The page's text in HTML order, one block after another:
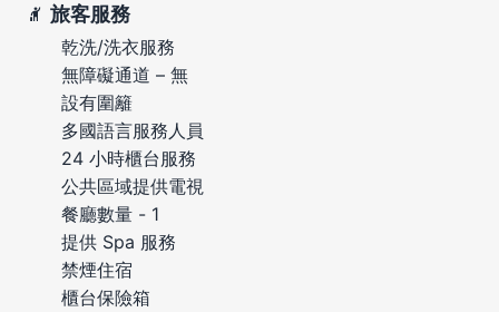
旅客服務
乾洗/洗衣服務
無障礙通道 – 無
設有圍籬
多國語言服務人員
24 小時櫃台服務
公共區域提供電視
餐廳數量 - 1
提供 Spa 服務
禁煙住宿
櫃台保險箱